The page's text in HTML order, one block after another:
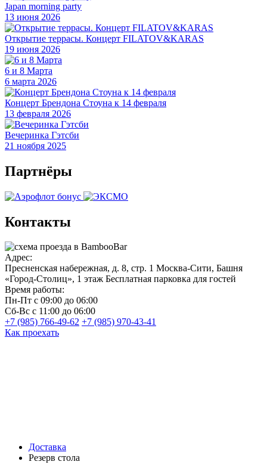
Japan morning party
13 июня 2026
Открытие террасы. Концерт FILATOV&KARAS
19 июня 2026
6 и 8 Марта
6 марта 2026
Концерт Брендона Стоуна к 14 февраля
13 февраля 2026
Вечеринка Гэтсби
21 ноября 2025
Партнёры
Контакты
Адрес:
Пресненская набережная, д. 8, стр. 1 Москва-Сити, Башня
«Город-Столиц», 1 этаж Бесплатная парковка для гостей
Время работы:
Пн-Пт с 09:00 до 06:00
Сб-Вс с 11:00 до 06:00
+7 (985) 766-49-62 +7 (985) 970-43-41
Как проехать
Доставка
Резерв стола